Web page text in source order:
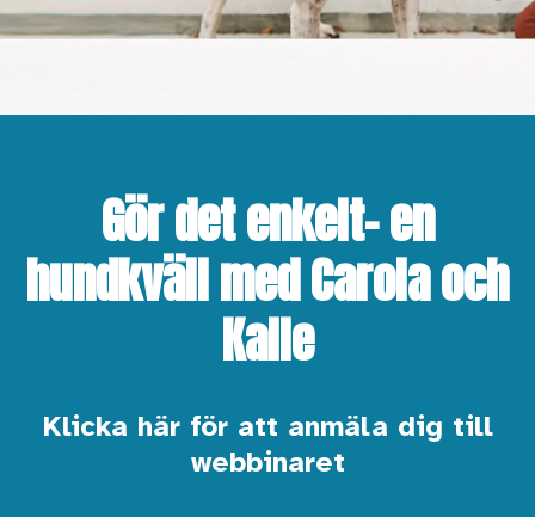
Gör det enkelt– en
hundkväll med Carola och
Kalle
Klicka här för att anmäla dig till
webbinaret